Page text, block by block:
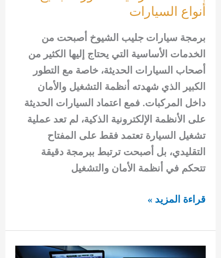
أنواع السيارات
برمجة سيارات جليب الشيوخ أصبحت من
الخدمات الأساسية التي يحتاج إليها الكثير من
أصحاب السيارات الحديثة، خاصة مع التطور
الكبير الذي شهدته أنظمة التشغيل والأمان
داخل المركبات. فمع اعتماد السيارات الحديثة
على الأنظمة الإلكترونية الذكية، لم تعد عملية
تشغيل السيارة تعتمد فقط على المفتاح
التقليدي، بل أصبحت ترتبط ببرمجة دقيقة
تتحكم في أنظمة الأمان والتشغيل
برمجة
جليب
الشيوخ
قراءة المزيد »